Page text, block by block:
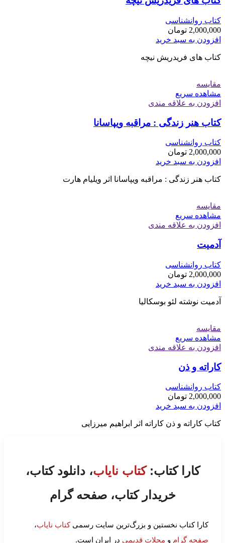
کتاب روانشناسی
2,000,000 تومان
افزودن به سبد خرید
کتاب های فریدریش نیچه
مقایسه
مشاهده سریع
افزودن به علاقه مندی
کتاب هنر زندگی : مراقبه ویپاسانا
کتاب روانشناسی
2,000,000 تومان
افزودن به سبد خرید
کتاب هنر زندگی : مراقبه ویپاسانا اثر ويليام هارت
مقایسه
مشاهده سریع
افزودن به علاقه مندی
آدمیت
کتاب روانشناسی
2,000,000 تومان
افزودن به سبد خرید
آدمیت نوشته لئو بوسکالیا
مقایسه
مشاهده سریع
افزودن به علاقه مندی
کاراته و ذن
کتاب روانشناسی
2,000,000 تومان
افزودن به سبد خرید
کتاب کاراته و ذن کاراته اثر ابراهیم میرزایی
کارا کتاب:کتاب نایاب، دانلود کتاب،
خریدار کتاب، صفحه گرام
کارا کتاب نخستین و بزرگ‌ترین سایت رسمیکتاب نایاب،
صفحه گرام و مجلات قدیمی در ایران است.